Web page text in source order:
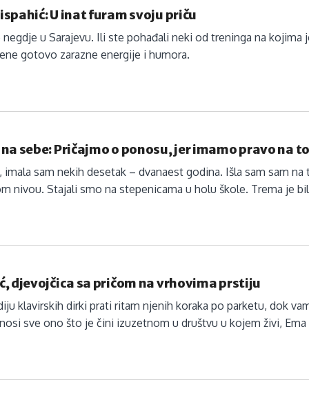
U inat furam svoju priču
u Sarajevu. Ili ste pohađali neki od treninga na
gotovo zarazne energije i humora.
sebe: Pričajmo o ponosu, jer imamo pravo na to
imala sam nekih desetak – dvanaest godina. Išla sam sam
nivou. Stajali smo na stepenicama u holu škole. Trema je
djevojčica sa pričom na vrhovima prstiju
klavirskih dirki prati ritam njenih koraka po parketu, dok
sve ono što je čini izuzetnom u društvu u kojem živi,